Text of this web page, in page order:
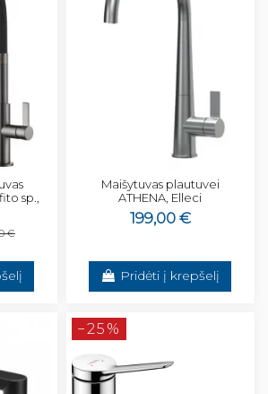
sp.,
€
Maišytuvas plautuvei
ATHENA, Elleci
199,00 €
Pridėti į krepšelį
−25%